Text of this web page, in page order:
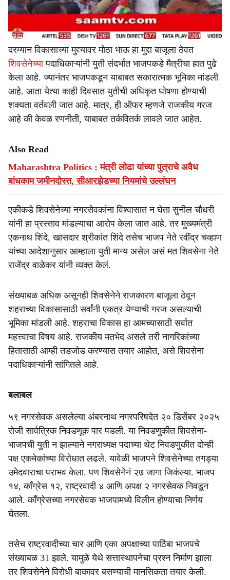
दरम्यान विकासाच्या मुद्द्यावर मोठा भाऊ हा मुद्दा बाजूला ठेवत
शिवसेनेच्यापदाधिकाऱ्यांनी युती संदर्भात भाजपकडे मैत्रीचा हात पुढे
केला आहे. ज्यानंतर भाजपकडून याबाबत सकारात्मक भूमिका मांडली
आहे. आता येत्या काही दिवसात युतीची अधिकृत घोषणा होण्याची
शक्यता वर्तवली जात आहे. मात्र, ही ऑफर म्हणजे राजकीय गरज
आहे की केवळ रणनीती, याबाबत तर्कवितर्क लावले जात आहेत.
Also Read
Maharashtra Politics : मंत्री लोढा यांच्या पुत्राचे अवैध
बांधकाम जमीनदोस्त, सीआरझेडच्या नियमांचे उल्लंघन
एकीकडे शिवसेनेच्या नगरसेवकांना विश्वासात न घेता सुनील चौधरी
यांनी हा प्रस्ताव मांडल्याचा आरोप केला जात आहे. तर मुख्यमंत्री
एकनाथ शिंदे, खासदार श्रीकांत शिंदे तसेच भाजप नेते रवींद्र चव्हाण
यांच्या आदेशानुसार आम्हाला युती मान्य असेल असं मत शिवसेना नेते
राजेंद्र वाळेकर यांनी व्यक्त केलं.
संख्याबळ अधिक असूनही शिवसेनेने राजकारण बाजूला ठेवून
शहराच्या विकासासाठी सर्वांनी एकत्र येण्याची गरज असल्याची
भूमिका मांडली आहे. शहराचा विकास हा आमच्यासाठी सर्वात
महत्त्वाचा विषय आहे. राजकीय मतभेद असले तरी नागरिकांच्या
हितासाठी आम्ही तडजोड करण्यास तयार आहोत, असे शिवसेना
पदाधिकाऱ्यांनी सांगितले आहे.
बलाबल
५९ नगरसेवक असलेल्या अंबरनाथ नगरपरिषदेत २० डिसेंबर २०२५
रोजी सार्वत्रिक निवडणूक पार पडली. या निवडणुकीत शिवसेना-
भाजपची युती न झाल्याने नगराध्यक्ष पदाच्या थेट निवडणुकीत दोन्ही
पक्ष एकमेकांच्या विरोधात लढले. यावेळी भाजपने शिवसेनेच्या तगड्या
उमेदवाराचा पराभव केला. पण शिवसेनेनं २७ जागा जिकंल्या. भाजप
१४, काँग्रेस १२, राष्ट्रवादी ४ आणि अपक्ष २ नगरसेवक निवडून
आले. काँग्रेसच्या नगरसेवक भाजपामध्ये विलीन होण्याचा निर्णय
घेतला.
तसेच राष्ट्रवादीच्या चार आणि एका अपक्षाच्या पाठिंबा भाजपचे
संख्याबळ 31 झाले. यामुळे येथे सत्तास्थापनेचा प्रश्न निर्माण झाला
तर शिवसेनेने विरोधी बाकावर बसण्याची मानसिकता तयार केली.